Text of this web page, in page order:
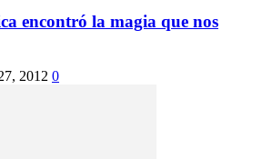
encontró la magia que nos
2012 0